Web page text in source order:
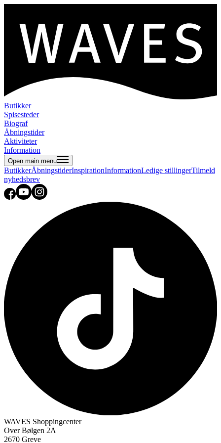
Butikker
Spisesteder
Biograf
Åbningstider
Aktiviteter
Information
Open main menu
ButikkerÅbningstiderInspirationInformationLedige stillingerTilmeld
nyhedsbrev
WAVES Shoppingcenter
Over Bølgen 2A
2670 Greve